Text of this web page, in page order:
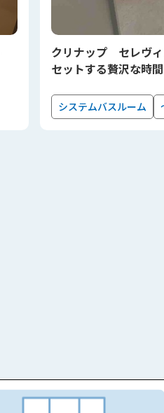
クリナップ セレヴ
セットする贅沢な時間
システムバスルーム